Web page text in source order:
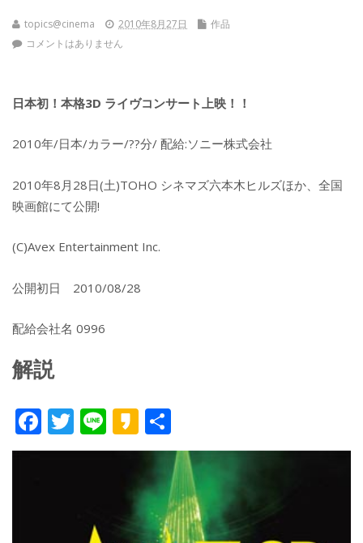
topics@cinema 2010年8月27日
作品
コメントはありません
日本初！本格3D ライヴコンサート上映！！
2010年/日本/カラー/??分/ 配給:ソニー株式会社
2010年8月28日(土)TOHO シネマズ六本木ヒルズほか、全国
映画館にて公開!
(C)Avex Entertainment Inc.
公開初日 2010/08/28
配給会社名 0996
解説
F
ac
T
w
Li
n
K
a
k
a
o
有